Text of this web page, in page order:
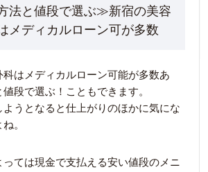
法と値段で選ぶ≫新宿の美容
メディカルローン可が多数
はメディカルローン可能が多数あ
段で選ぶ！こともできます。
うとなると仕上がりのほかに気にな
。
ては現金で支払える安い値段のメニ